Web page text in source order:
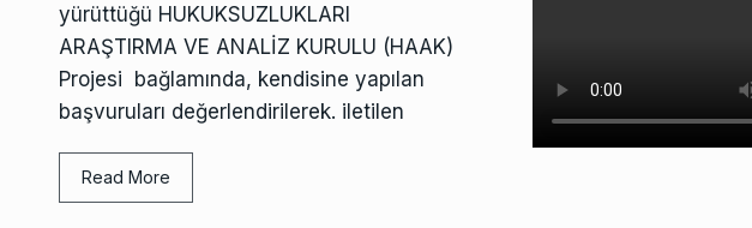
yürüttüğü HUKUKSUZLUKLARI
ARAŞTIRMA VE ANALİZ KURULU (HAAK)
Projesi bağlamında, kendisine yapılan
başvuruları değerlendirilerek. iletilen
Read More